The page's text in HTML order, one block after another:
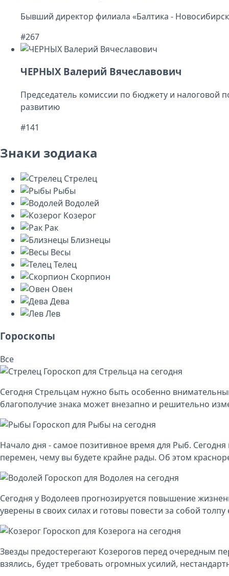
Бывший директор филиала «Балтика -
#267
ЧЕРНЫХ Валерий Вячеславович
Председатель комиссии по бюджету и налоговой
развитию
#141
Знаки зодиака
Стрелец
Рыбы
Водолей
Козерог
Рак
Близнецы
Весы
Телец
Скорпион
Овен
Дева
Лев
Гороскопы
Все
Гороскоп для Стрельца на сегодня
Сегодня Стрельцам нужно быть особенно
благополучие знака может внезапно и решительно
Гороскоп для Рыбы на сегодня
Начало дня - самое позитивное время для Рыб.
перемен, чему вы будете крайне рады. Об этом
Гороскоп для Водолея на сегодня
Сегодня у Водолеев прогнозируется повышение
уверены в своих силах и готовы повести за собой
Гороскоп для Козерога на сегодня
Звезды предостерегают Козерогов перед очередным
взялись, будет требовать огромных усилий,